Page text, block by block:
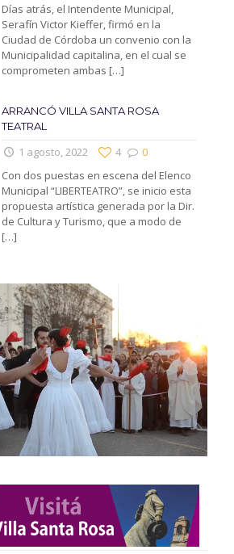
Días atrás, el Intendente Municipal,
Serafín Victor Kieffer, firmó en la
Ciudad de Córdoba un convenio con la
Municipalidad capitalina, en el cual se
comprometen ambas […]
ARRANCÓ VILLA SANTA ROSA
TEATRAL
1 agosto, 2022 0
4
Con dos puestas en escena del Elenco
Municipal “LIBERTEATRO”, se inicio esta
propuesta artística generada por la Dir.
de Cultura y Turismo, que a modo de
[…]